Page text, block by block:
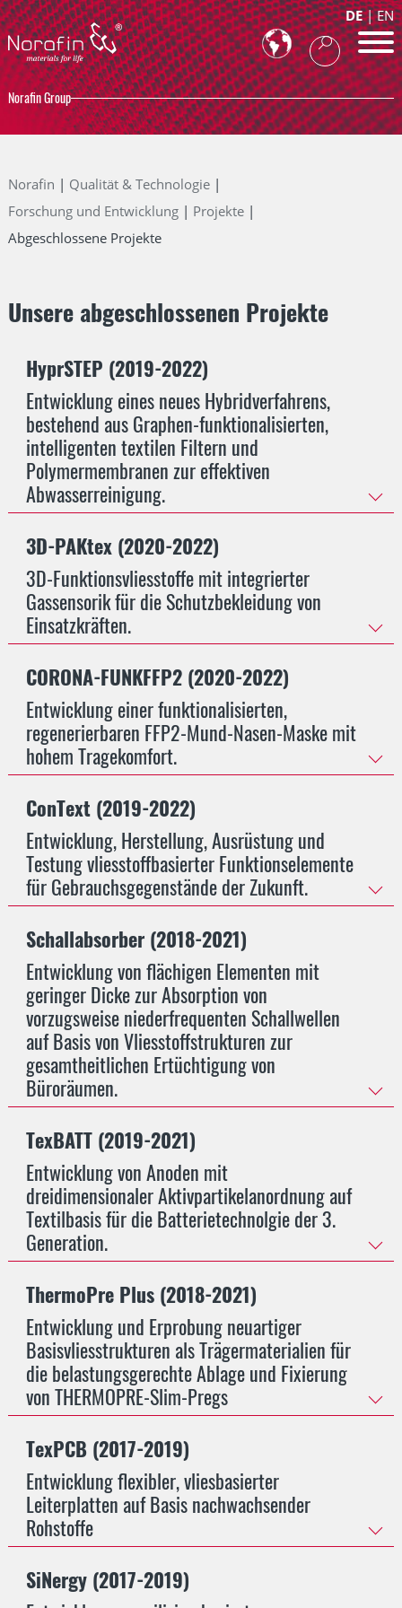
DE
EN
Norafin Group
Norafin
Qualität & Technologie
Forschung und Entwicklung
Projekte
Abgeschlossene Projekte
Unsere abgeschlossenen Projekte
HyprSTEP (2019-2022)
Entwicklung eines neues Hybridverfahrens,
bestehend aus Graphen-funktionalisierten,
intelligenten textilen Filtern und
Polymermembranen zur effektiven
Abwasserreinigung.
3D-PAKtex (2020-2022)
3D-Funktionsvliesstoffe mit integrierter
Gassensorik für die Schutzbekleidung von
Einsatzkräften.
CORONA-FUNKFFP2 (2020-2022)
Entwicklung einer funktionalisierten,
regenerierbaren FFP2-Mund-Nasen-Maske mit
hohem Tragekomfort.
ConText (2019-2022)
Entwicklung, Herstellung, Ausrüstung und
Testung vliesstoffbasierter Funktionselemente
für Gebrauchsgegenstände der Zukunft.
Schallabsorber (2018-2021)
Entwicklung von flächigen Elementen mit
geringer Dicke zur Absorption von
vorzugsweise niederfrequenten Schallwellen
auf Basis von Vliesstoffstrukturen zur
gesamtheitlichen Ertüchtigung von
Büroräumen.
TexBATT (2019-2021)
Entwicklung von Anoden mit
dreidimensionaler Aktivpartikelanordnung auf
Textilbasis für die Batterietechnolgie der 3.
Generation.
ThermoPre Plus (2018-2021)
Entwicklung und Erprobung neuartiger
Basisvliesstrukturen als Trägermaterialien für
die belastungsgerechte Ablage und Fixierung
von THERMOPRE-Slim-Pregs
TexPCB (2017-2019)
Entwicklung flexibler, vliesbasierter
Leiterplatten auf Basis nachwachsender
Rohstoffe
SiNergy (2017-2019)